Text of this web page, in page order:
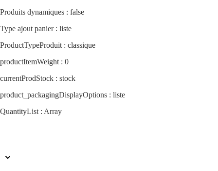
0
Mon panier
Produits dynamiques : false
Type ajout panier : liste
ProductTypeProduit : classique
productItemWeight : 0
currentProdStock : stock
product_packagingDisplayOptions : liste
QuantityList : Array